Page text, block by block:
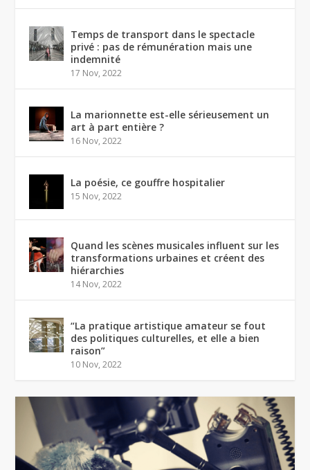
Temps de transport dans le spectacle
privé : pas de rémunération mais une
indemnité
17 Nov, 2022
La marionnette est-elle sérieusement un
art à part entière ?
16 Nov, 2022
La poésie, ce gouffre hospitalier
15 Nov, 2022
Quand les scènes musicales influent sur les
transformations urbaines et créent des
hiérarchies
14 Nov, 2022
“La pratique artistique amateur se fout
des politiques culturelles, et elle a bien
raison”
10 Nov, 2022